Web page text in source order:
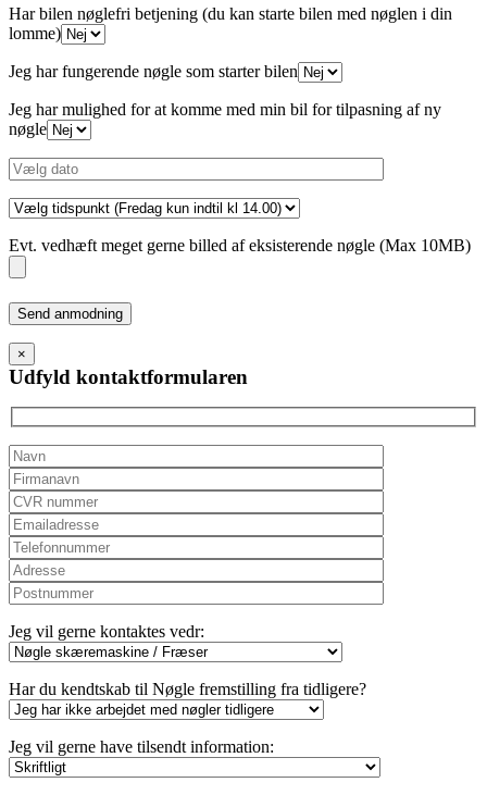
Har bilen nøglefri betjening (du kan starte bilen med nøglen i din
lomme)
Jeg har fungerende nøgle som starter bilen
Jeg har mulighed for at komme med min bil for tilpasning af ny
nøgle
Evt. vedhæft meget gerne billed af eksisterende nøgle (Max 10MB)
Please
leave
this
field
empty.
×
Udfyld kontaktformularen
Jeg vil gerne kontaktes vedr:
Har du kendtskab til Nøgle fremstilling fra tidligere?
Jeg vil gerne have tilsendt information: